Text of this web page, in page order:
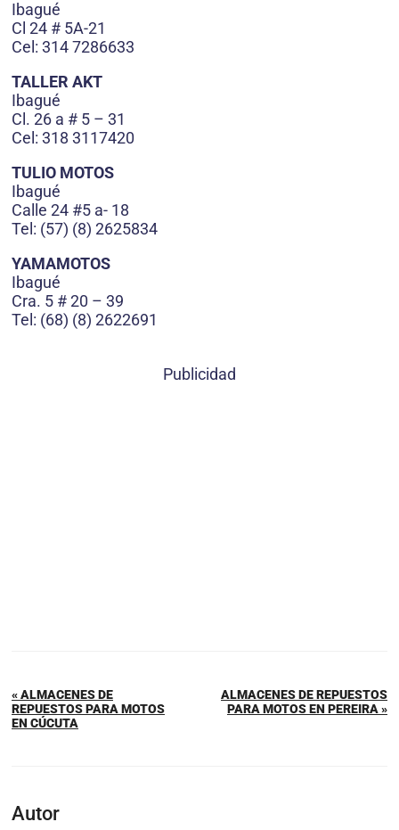
Ibagué
Cl 24 # 5A-21
Cel: 314 7286633
TALLER AKT
Ibagué
Cl. 26 a # 5 – 31
Cel: 318 3117420
TULIO MOTOS
Ibagué
Calle 24 #5 a- 18
Tel: (57) (8) 2625834
YAMAMOTOS
Ibagué
Cra. 5 # 20 – 39
Tel: (68) (8) 2622691
Publicidad
« ALMACENES DE
REPUESTOS PARA MOTOS
EN CÚCUTA
ALMACENES DE REPUESTOS
PARA MOTOS EN PEREIRA »
Autor